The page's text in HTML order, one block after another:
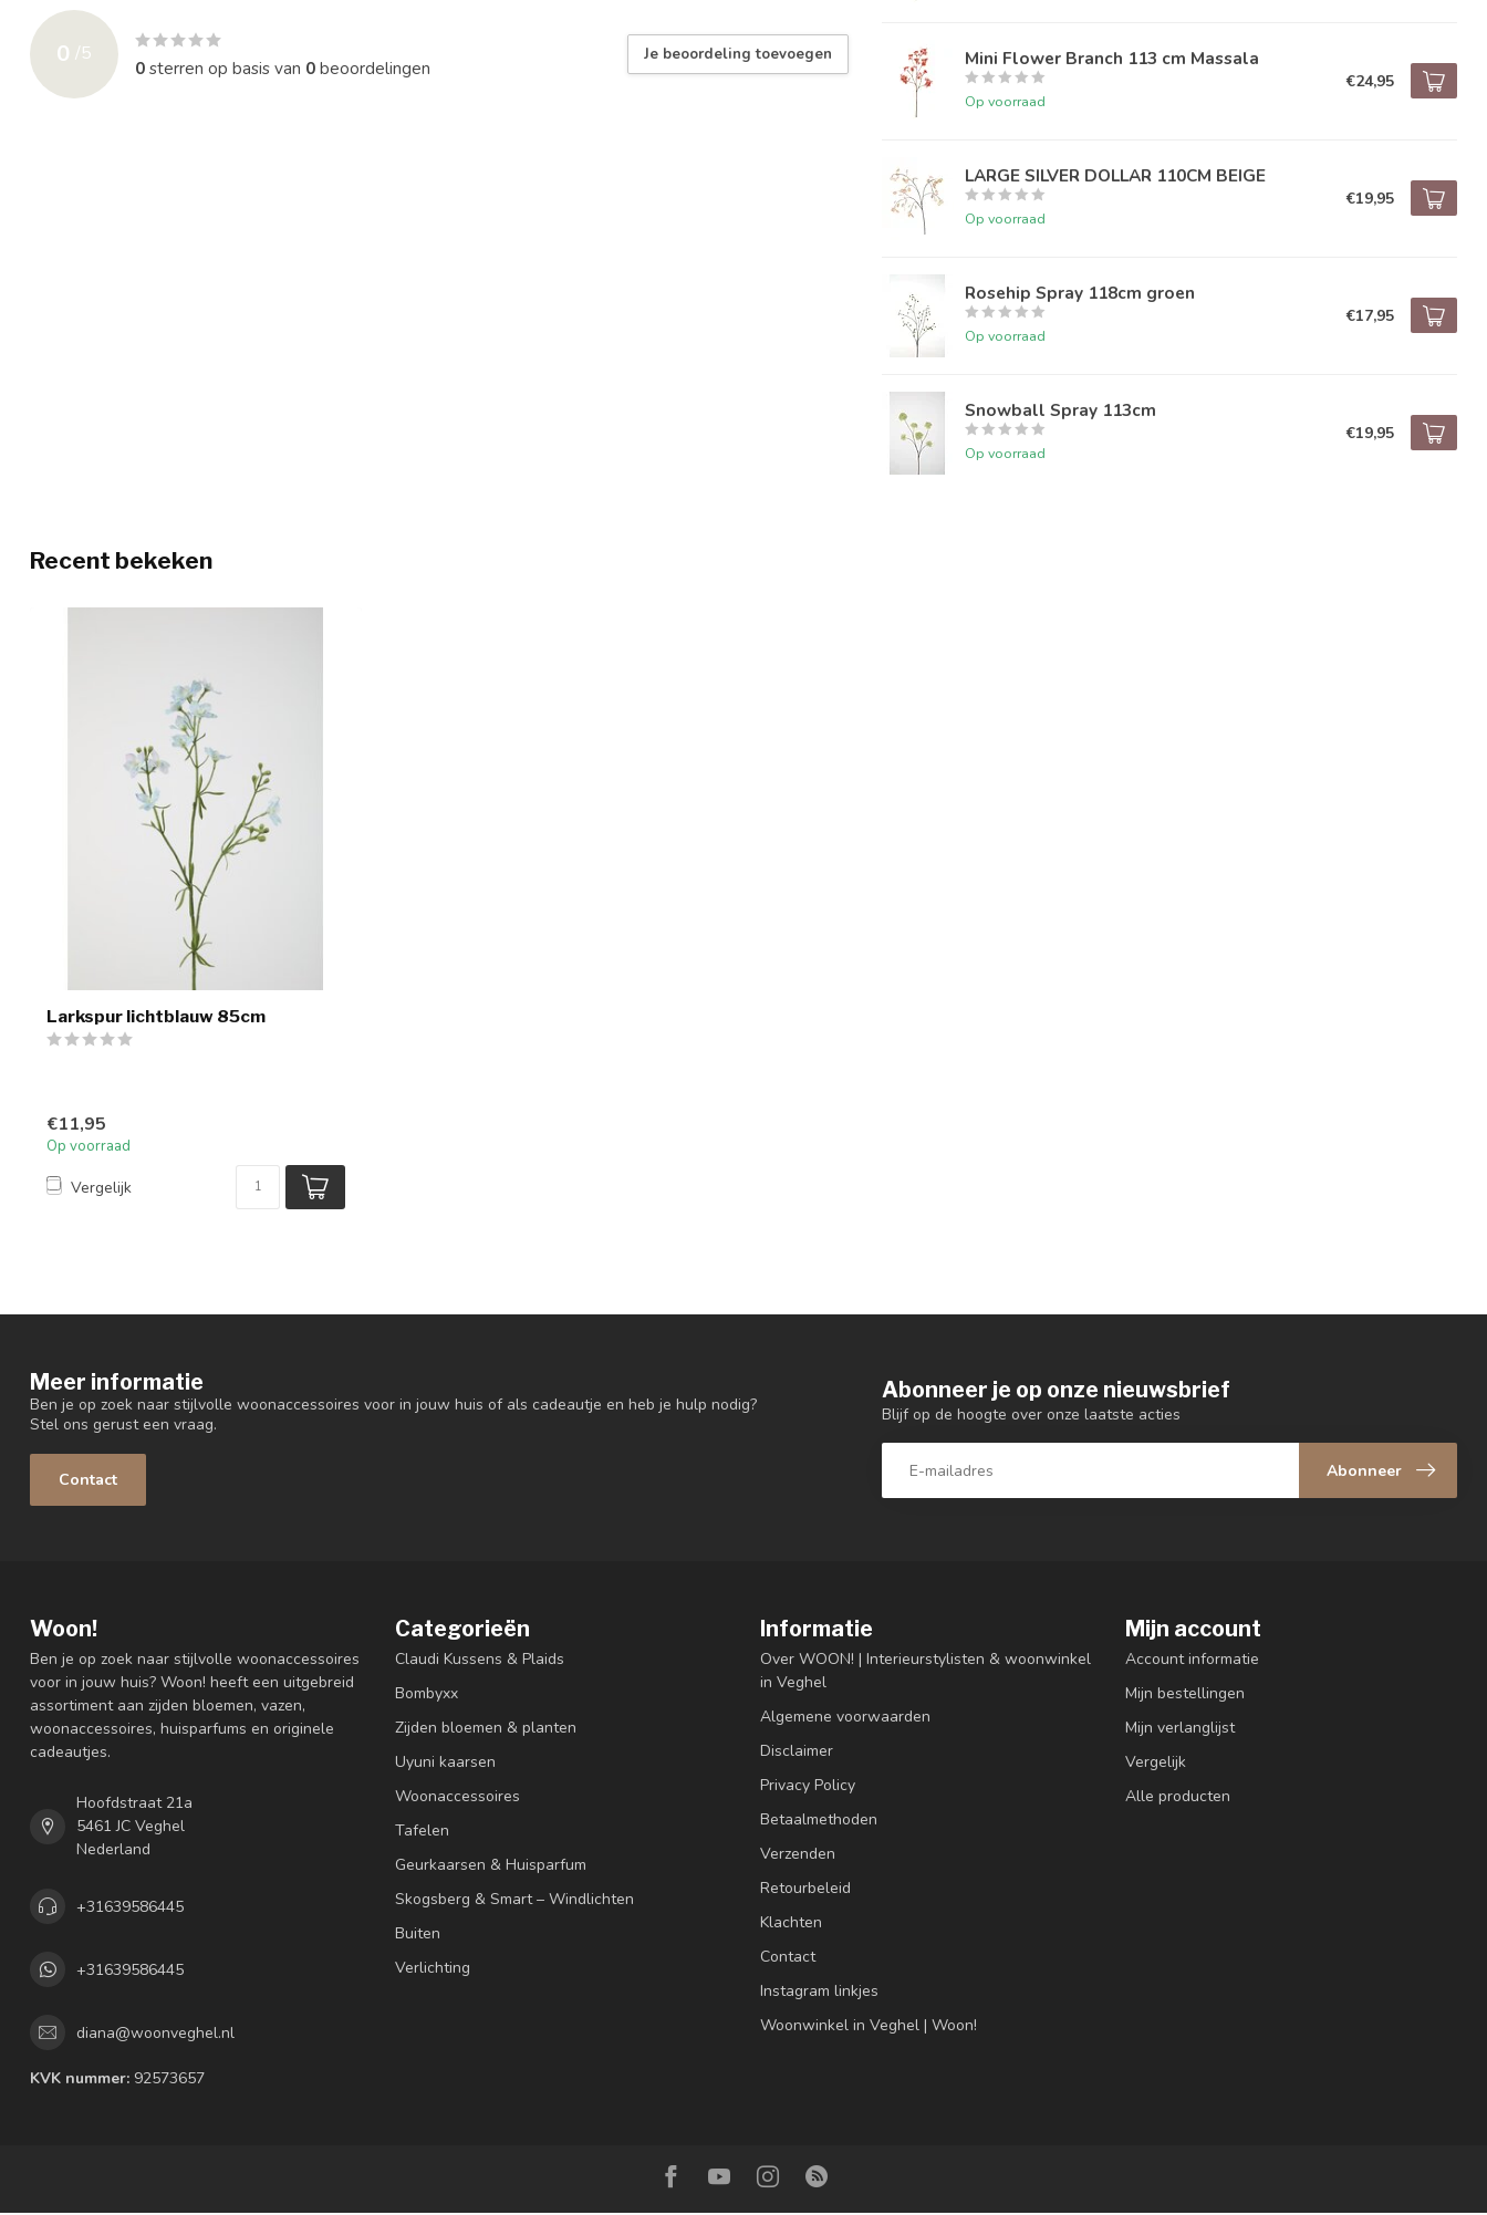
0 /5
0sterren op basis van 0beoordelingen
Je beoordeling toevoegen Mini Flower Branch 113 cm Massala
Op voorraad
€24,95
LARGE SILVER DOLLAR 110CM BEIGE
Op voorraad
€19,95
Rosehip Spray 118cm groen
Op voorraad
€17,95
Snowball Spray 113cm
Op voorraad
€19,95
Recent bekeken
Larkspur lichtblauw 85cm
€11,95
Op voorraad
Vergelijk
Meer informatie
Ben je op zoek naar stijlvolle woonaccessoires voor in jouw huis of als cadeautje en heb je hulp nodig?
Stel ons gerust een vraag.
Contact
Abonneer je op onze nieuwsbrief
Blijf op de hoogte over onze laatste acties
Abonneer
Woon!
Ben je op zoek naar stijlvolle woonaccessoires
voor in jouw huis? Woon! heeft een uitgebreid
assortiment aan zijden bloemen, vazen,
woonaccessoires, huisparfums en originele
cadeautjes.
Hoofdstraat 21a
5461 JC Veghel
Nederland
+31639586445
+31639586445
diana@woonveghel.nl
KVK nummer: 92573657
Categorieën
Claudi Kussens & Plaids
Bombyxx
Zijden bloemen & planten
Uyuni kaarsen
Woonaccessoires
Tafelen
Geurkaarsen & Huisparfum
Skogsberg & Smart – Windlichten
Buiten
Verlichting
Informatie
Over WOON! | Interieurstylisten & woonwinkel
in Veghel
Algemene voorwaarden
Disclaimer
Privacy Policy
Betaalmethoden
Verzenden
Retourbeleid
Klachten
Contact
Instagram linkjes
Woonwinkel in Veghel | Woon!
Mijn account
Account informatie
Mijn bestellingen
Mijn verlanglijst
Vergelijk
Alle producten